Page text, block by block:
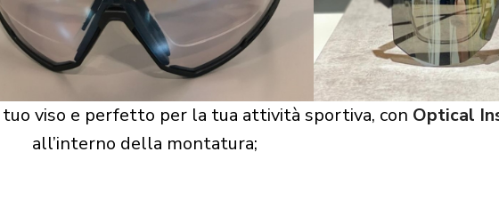
viso e perfetto per la tua attività sportiva, con Optical
all’interno della montatura;